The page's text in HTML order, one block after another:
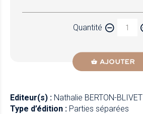
Quantité
AJOUTER
Editeur(s) : Nathalie BERTON-BLIVET
Type d’édition : Parties séparées